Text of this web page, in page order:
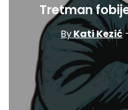
Tretman
ByKati Kezić